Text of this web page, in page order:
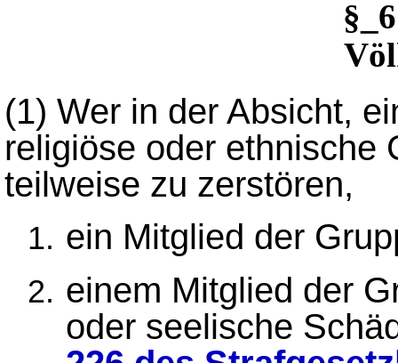
(1) Wer in der Absicht,
religiöse oder ethnische
teilweise zu zerstören,
ein Mitglied der
einem Mitglied der
oder seelische